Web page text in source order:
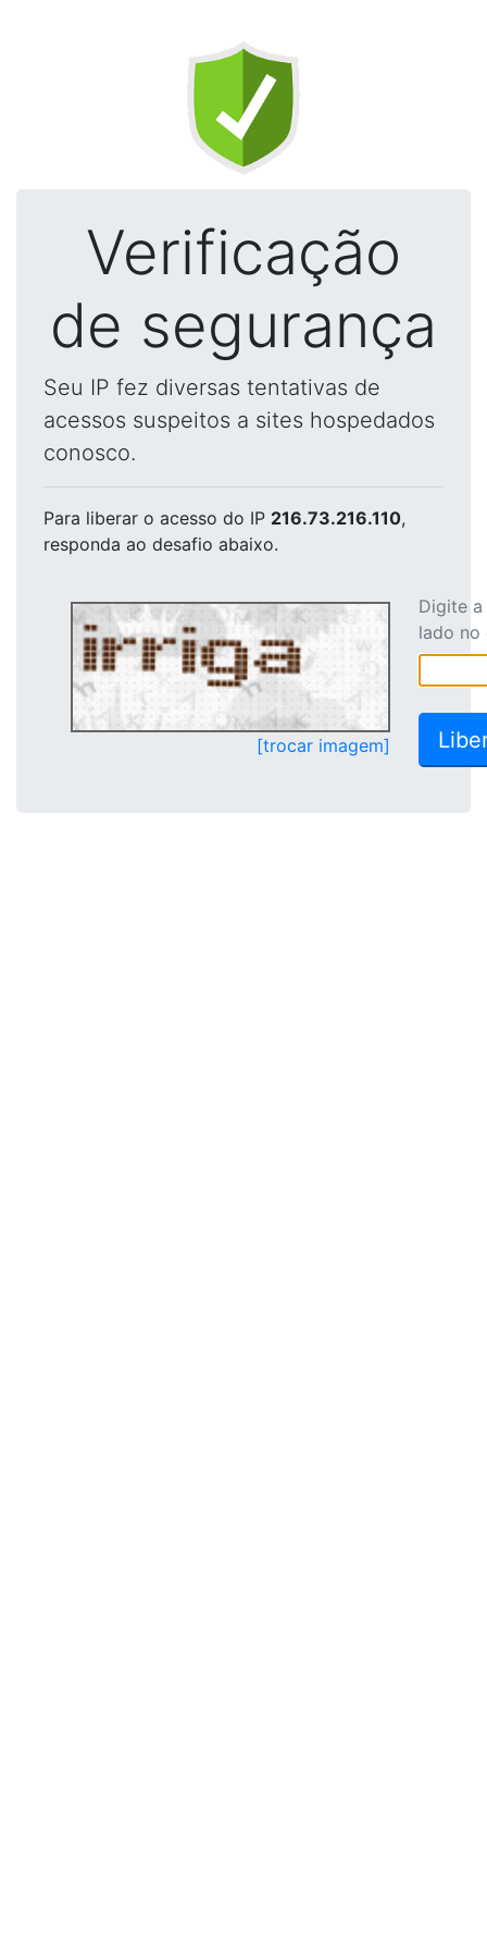
Verificação
de segurança
Seu IP fez diversas tentativas de
acessos suspeitos a sites hospedados
conosco.
Para liberar o acesso do IP 216.73.216.110,
responda ao desafio abaixo.
[trocar imagem]
Digite
lado no